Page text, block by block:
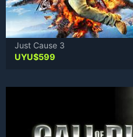
Just Cause 3
UYU$599